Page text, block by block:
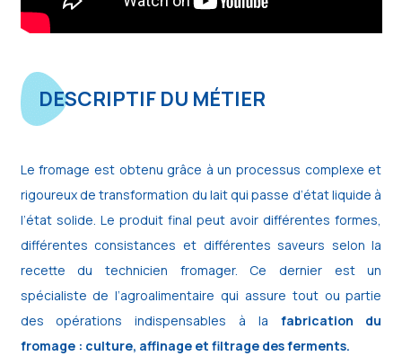
DESCRIPTIF DU MÉTIER
Le fromage est obtenu grâce à un processus complexe et
rigoureux de transformation du lait qui passe d’état liquide à
l’état solide. Le produit final peut avoir différentes formes,
différentes consistances et différentes saveurs selon la
recette du technicien fromager. Ce dernier est un
spécialiste de l’agroalimentaire qui assure tout ou partie
des opérations indispensables à la fabrication du
fromage : culture, affinage et filtrage des ferments.